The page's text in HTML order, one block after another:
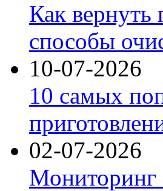
Как
способы
10-07-2026
10 самых
02-07-2026
Мониторинг